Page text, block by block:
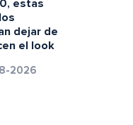
estas
dejar de
el look
2026